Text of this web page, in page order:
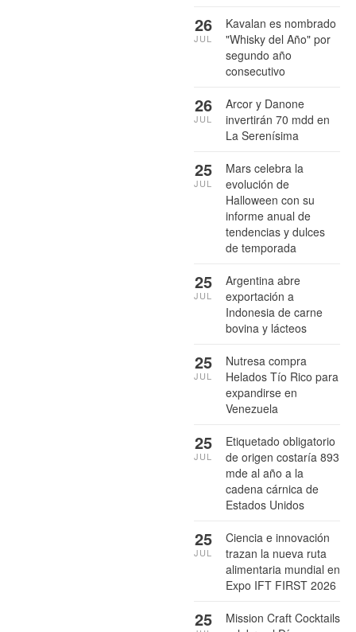
Kavalan es nombrado
"Whisky del Año" por
segundo año
consecutivo
26
JUL
Arcor y Danone
invertirán 70 mdd en
La Serenísima
26
JUL
Mars celebra la
evolución de
Halloween con su
informe anual de
tendencias y dulces
de temporada
25
JUL
Argentina abre
exportación a
Indonesia de carne
bovina y lácteos
25
JUL
Nutresa compra
Helados Tío Rico para
expandirse en
Venezuela
25
JUL
Etiquetado obligatorio
de origen costaría 893
mde al año a la
cadena cárnica de
Estados Unidos
25
JUL
Ciencia e innovación
trazan la nueva ruta
alimentaria mundial en
Expo IFT FIRST 2026
25
JUL
Mission Craft Cocktails
25